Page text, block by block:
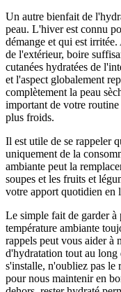
Un autre bienfait de
peau. L'hiver est connu
démange et qui est
de l'extérieur, boire
cutanées hydratées de
et l'aspect globalement
complètement la peau
important de votre routine
plus froids.
Il est utile de se rappeler
uniquement de la
ambiante peut la
soupes et les fruits et
votre apport quotidien en
Le simple fait de garder à
température ambiante
rappels peut vous aider à
d'hydratation tout au
s'installe, n'oubliez pas le
pour nous maintenir en